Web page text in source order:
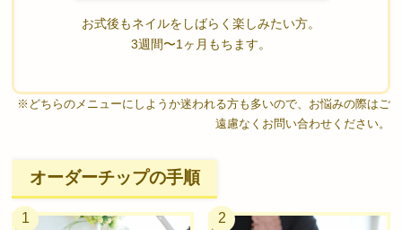
お式後もネイルをしばらく楽しみたい方。
3週間〜1ヶ月もちます。
※どちらのメニューにしようか迷われる方も多いので、お悩みの際はご
遠慮なくお問い合わせください。
オーダーチップの手順
1 2